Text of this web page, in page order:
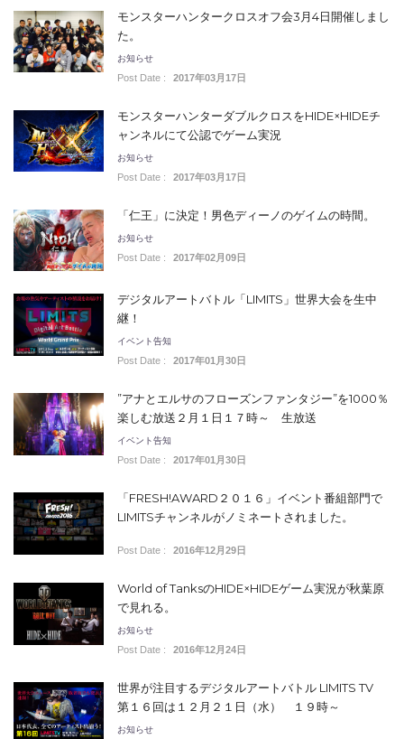
モンスターハンタークロスオフ会3月4日開催しまし
た。
お知らせ
Post Date : 2017年03月17日
モンスターハンターダブルクロスをHIDE×HIDEチ
ャンネルにて公認でゲーム実況
お知らせ
Post Date : 2017年03月17日
「仁王」に決定！男色ディーノのゲイムの時間。
お知らせ
Post Date : 2017年02月09日
デジタルアートバトル「LIMITS」世界大会を生中
継！
イベント告知
Post Date : 2017年01月30日
”アナとエルサのフローズンファンタジー”を1000％
楽しむ放送２月１日１７時～ 生放送
イベント告知
Post Date : 2017年01月30日
「FRESH!AWARD２０１６」イベント番組部門で
LIMITSチャンネルがノミネートされました。
Post Date : 2016年12月29日
World of TanksのHIDE×HIDEゲーム実況が秋葉原
で見れる。
お知らせ
Post Date : 2016年12月24日
世界が注目するデジタルアートバトル LIMITS TV
第１６回は１２月２１日（水） １９時～
お知らせ